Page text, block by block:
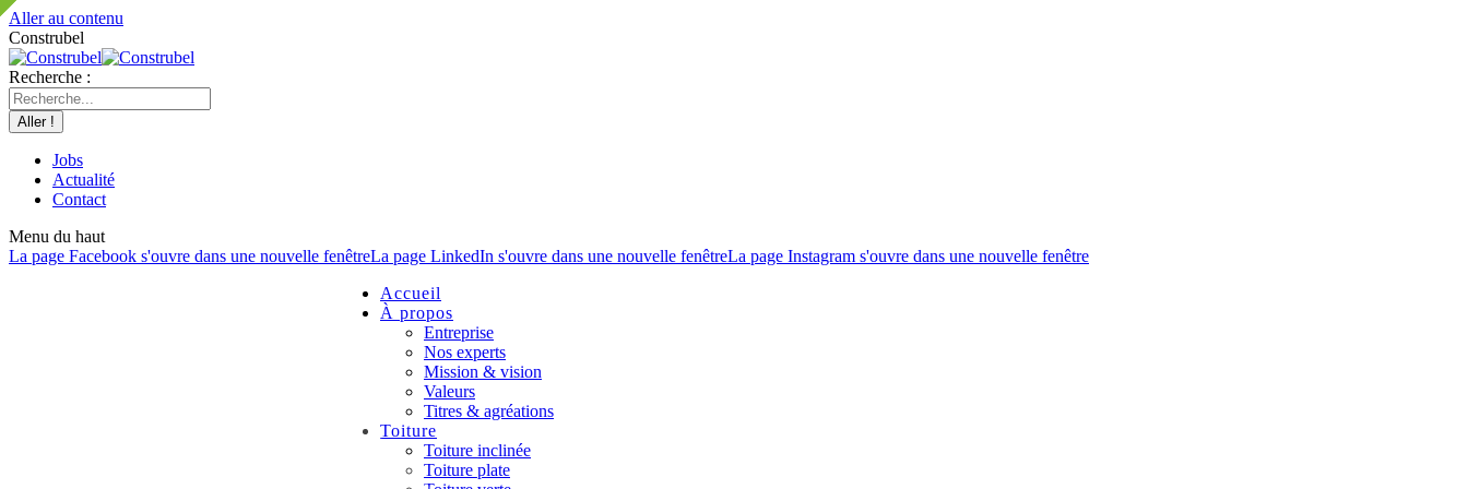
Aller au contenu
Construbel
Recherche :
Jobs
Actualité
Contact
Menu du haut
La page Facebook s'ouvre dans une nouvelle fenêtreLa page LinkedIn s'ouvre dans une nouvelle fenêtreLa page Instagram s'ouvre dans une nouvelle fenêtre
Accueil
À propos
Entreprise
Nos experts
Mission & vision
Valeurs
Titres & agréations
Toiture
Toiture inclinée
Toiture plate